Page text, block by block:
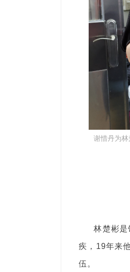
谢惜丹为林
林楚彬
疾，19年来
伍。